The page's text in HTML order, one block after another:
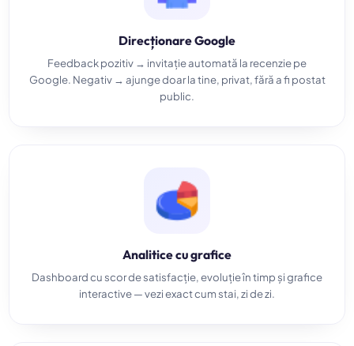
Direcționare Google
Feedback pozitiv → invitație automată la recenzie pe
Google. Negativ → ajunge doar la tine, privat, fără a fi postat
public.
Analitice cu grafice
Dashboard cu scor de satisfacție, evoluție în timp și grafice
interactive — vezi exact cum stai, zi de zi.